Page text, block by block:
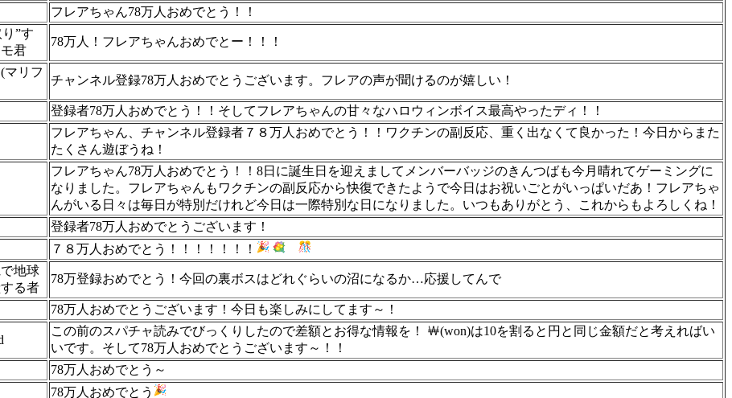
フレアちゃん78万人おめでとう！！
”す
君
78万人！フレアちゃんおめでとー！！！
マリフ
チャンネル登録78万人おめでとうございます。フレアの声が聞けるのが嬉しい！
登録者78万人おめでとう！！そしてフレアちゃんの甘々なハロウィンボイス最高やったディ！！
フレアちゃん、チャンネル登録者７８万人おめでとう！！ワクチンの副反応、重く出なくて良かった！今日からまた
たくさん遊ぼうね！
フレアちゃん78万人おめでとう！！8日に誕生日を迎えましてメンバーバッジのきんつばも今月晴れてゲーミングに
なりました。フレアちゃんもワクチンの副反応から快復できたようで今日はお祝いごとがいっぱいだあ！フレアちゃ
んがいる日々は毎日が特別だけれど今日は一際特別な日になりました。いつもありがとう、これからもよろしくね！
登録者78万人おめでとうございます！
７８万人おめでとう！！！！！！！
地球
る者
78万登録おめでとう！今回の裏ボスはどれぐらいの沼になるか…応援してんで
78万人おめでとうございます！今日も楽しみにしてます～！
この前のスパチャ読みでびっくりしたので差額とお得な情報を！ ￦(won)は10を割ると円と同じ金額だと考えればい
いです。そして78万人おめでとうございます～！！
78万人おめでとう～
78万人おめでとう